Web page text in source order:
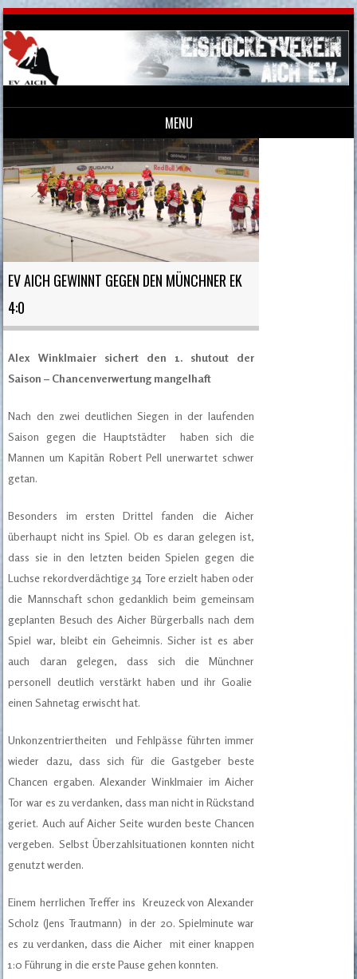
MENU
Skip to content
EV AICH GEWINNT GEGEN DEN MÜNCHNER EK
4:0
Alex Winklmaier sichert den 1. shutout der
Saison – Chancenverwertung mangelhaft
Nach den zwei deutlichen Siegen in der laufenden
Saison gegen die Hauptstädter haben sich die
Mannen um Kapitän Robert Pell unerwartet schwer
getan.
Besonders im ersten Drittel fanden die Aicher
überhaupt nicht ins Spiel. Ob es daran gelegen ist,
dass sie in den letzten beiden Spielen gegen die
Luchse rekordverdächtige 34 Tore erzielt haben oder
die Mannschaft schon gedanklich beim gemeinsam
geplanten Besuch des Aicher Bürgerballs nach dem
Spiel war, bleibt ein Geheimnis. Sicher ist es aber
auch daran gelegen, dass sich die Münchner
personell deutlich verstärkt haben und ihr Goalie
einen Sahnetag erwischt hat.
Unkonzentriertheiten und Fehlpässe führten immer
wieder dazu, dass sich für die Gastgeber beste
Chancen ergaben. Alexander Winklmaier im Aicher
Tor war es zu verdanken, dass man nicht in Rückstand
geriet. Auch auf Aicher Seite wurden beste Chancen
vergeben. Selbst Überzahlsituationen konnten nicht
genutzt werden.
Einem herrlichen Treffer ins Kreuzeck von Alexander
Scholz (Jens Trautmann) in der 20. Spielminute war
es zu verdanken, dass die Aicher mit einer knappen
1:0 Führung in die erste Pause gehen konnten.